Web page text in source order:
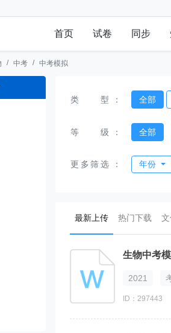
首页 试卷 同步
中考 中考模拟
类型 ： 全部
等级 ： 全部
更多筛选 ： 年份
最新上传(current)
热门下载
生物中考
2021
ID：297443